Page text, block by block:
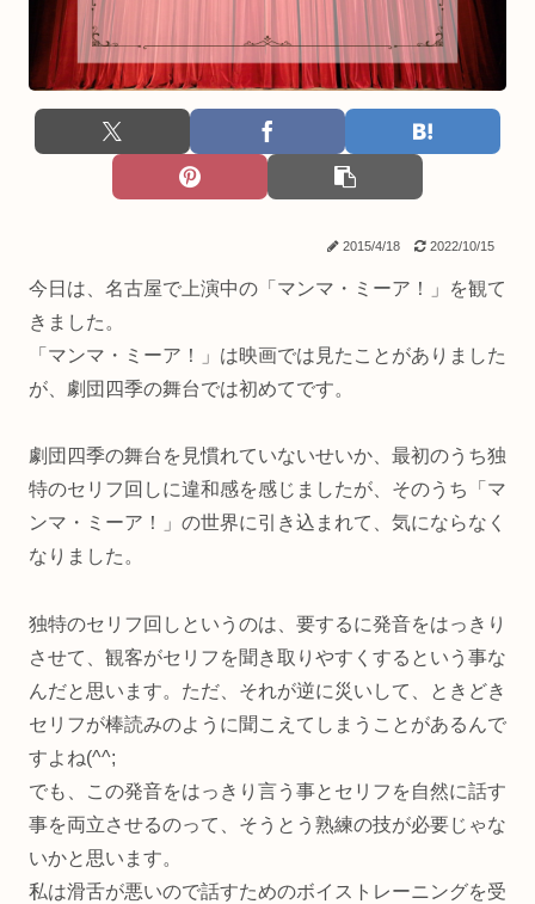
2015/4/18 2022/10/15
今日は、名古屋で上演中の「マンマ・ミーア！」を観て
きました。
「マンマ・ミーア！」は映画では見たことがありました
が、劇団四季の舞台では初めてです。
劇団四季の舞台を見慣れていないせいか、最初のうち独
特のセリフ回しに違和感を感じましたが、そのうち「マ
ンマ・ミーア！」の世界に引き込まれて、気にならなく
なりました。
独特のセリフ回しというのは、要するに発音をはっきり
させて、観客がセリフを聞き取りやすくするという事な
んだと思います。ただ、それが逆に災いして、ときどき
セリフが棒読みのように聞こえてしまうことがあるんで
すよね(^^;
でも、この発音をはっきり言う事とセリフを自然に話す
事を両立させるのって、そうとう熟練の技が必要じゃな
いかと思います。
私は滑舌が悪いので話すためのボイストレーニングを受